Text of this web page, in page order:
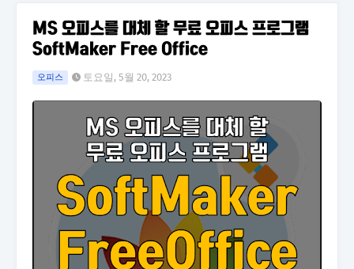
MS 오피스를 대체 할 무료 오피스 프로그램
SoftMaker Free Office
오피스 토요일, 5월 20, 2023